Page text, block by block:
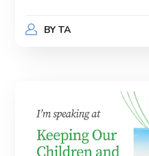
BY TA